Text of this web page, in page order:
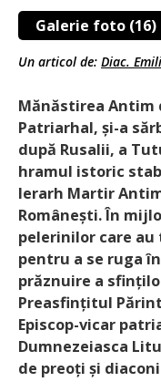
Galerie foto (16)
Un articol de: Diac.
Mănăstirea Antim
Patriarhal, și-a
după Rusalii, a
hramul istoric
Ierarh Martir
Românești. În
pelerinilor care
pentru a se ruga
prăznuire a
Preasfințitul
Episcop-vicar
Dumnezeiasca
de preoți și